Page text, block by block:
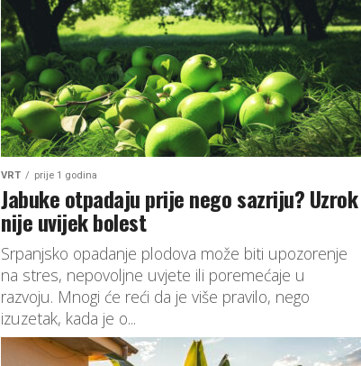
VRT prije 1 godina
Jabuke otpadaju prije nego sazriju? Uzrok
nije uvijek bolest
Srpanjsko opadanje plodova može biti upozorenje
na stres, nepovoljne uvjete ili poremećaje u
razvoju. Mnogi će reći da je više pravilo, nego
izuzetak, kada je o...